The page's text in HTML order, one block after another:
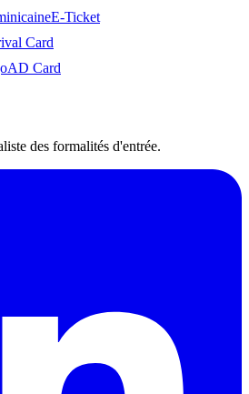
E-Ticket
Card
AD Card
des formalités d'entrée.